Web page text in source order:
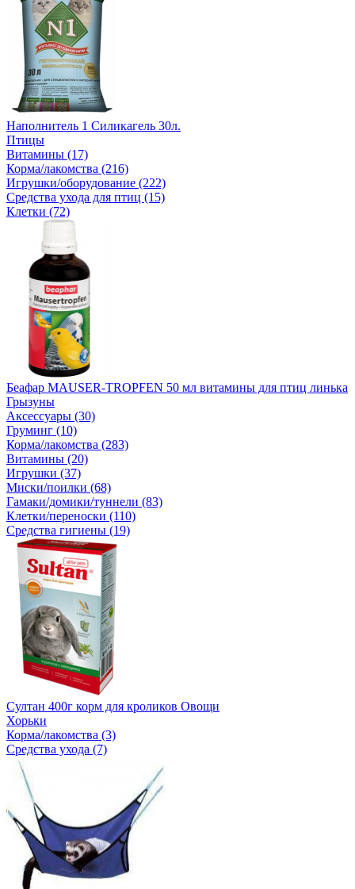
Наполнитель 1 Силикагель 30л.
Птицы
Витамины (17)
Корма/лакомства (216)
Игрушки/оборудование (222)
Средства ухода для птиц (15)
Клетки (72)
Беафар MAUSER-TROPFEN 50 мл витамины для птиц линька
Грызуны
Аксессуары (30)
Груминг (10)
Корма/лакомства (283)
Витамины (20)
Игрушки (37)
Миски/поилки (68)
Гамаки/домики/туннели (83)
Клетки/переноски (110)
Средства гигиены (19)
Султан 400г корм для кроликов Овощи
Хорьки
Корма/лакомства (3)
Средства ухода (7)